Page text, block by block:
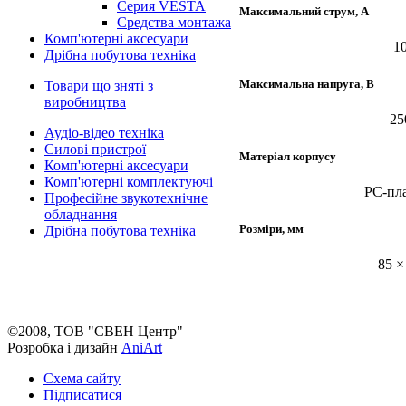
Серия VESTA
Средства монтажа
Комп'ютерні аксесуари
Дрібна побутова техніка
Товари що зняті з
виробництва
Аудіо-відео техніка
Силові пристрої
Комп'ютерні аксесуари
Комп'ютерні комплектуючі
Професійне звукотехнічне
обладнання
Дрібна побутова техніка
Максимальний струм, А
Максимальна напруга, В
Матеріал корпусу
PC-
Розміри, мм
85 ×
©2008, ТОВ "СВЕН Центр"
Розробка і дизайн AniArt
Схема сайту
Підписатися